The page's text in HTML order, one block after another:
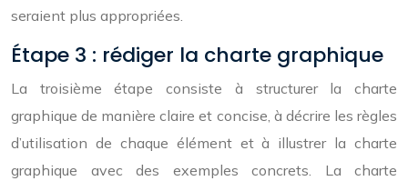
seraient plus appropriées.
Étape 3 : rédiger la charte graphique
La troisième étape consiste à structurer la charte
graphique de manière claire et concise, à décrire les règles
d’utilisation de chaque élément et à illustrer la charte
graphique avec des exemples concrets. La charte